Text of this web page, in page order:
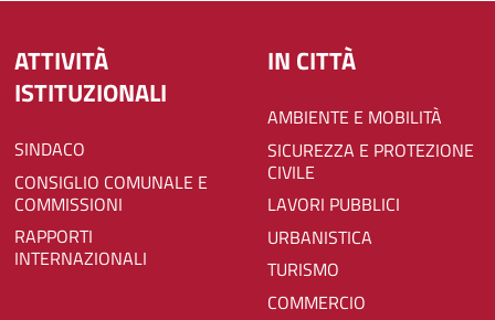
ATTIVITÀ
ISTITUZIONALI
SINDACO
CONSIGLIO COMUNALE E
COMMISSIONI
RAPPORTI
INTERNAZIONALI
IN CITTÀ
AMBIENTE E MOBILITÀ
SICUREZZA E PROTEZIONE
CIVILE
LAVORI PUBBLICI
URBANISTICA
TURISMO
COMMERCIO